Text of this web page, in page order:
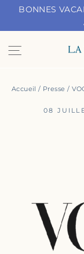
PasserBONNES
Accueil / Presse /
08